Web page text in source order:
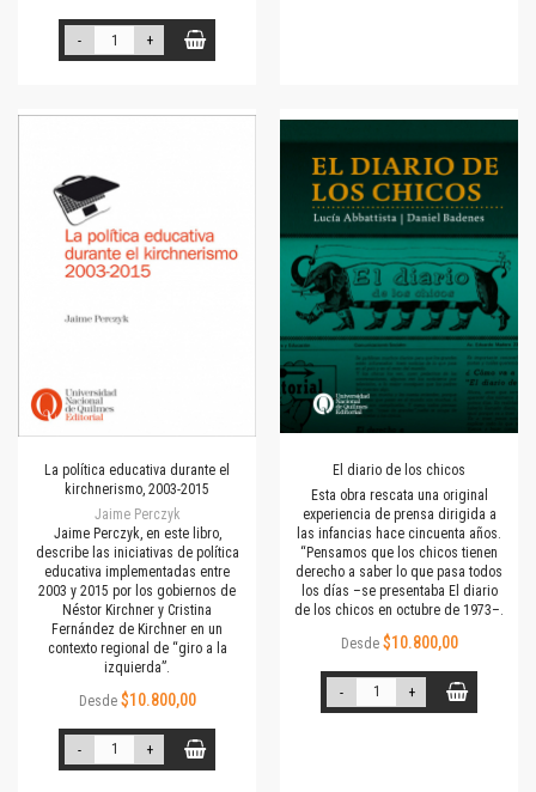
- +
La política educativa durante el
kirchnerismo, 2003-2015
Jaime Perczyk
Jaime Perczyk, en este libro,
describe las iniciativas de política
educativa implementadas entre
2003 y 2015 por los gobiernos de
Néstor Kirchner y Cristina
Fernández de Kirchner en un
contexto regional de “giro a la
izquierda”.
Desde $10.800,00
- +
El diario de los chicos
Esta obra rescata una original
experiencia de prensa dirigida a
las infancias hace cincuenta años.
“Pensamos que los chicos tienen
derecho a saber lo que pasa todos
los días –se presentaba El diario
de los chicos en octubre de 1973–.
Desde $10.800,00
- +